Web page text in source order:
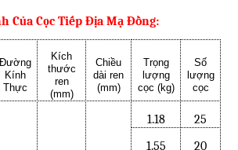
Của Cọc Tiếp Địa Mạ Đồng:
Đường
Kính
Thực
Kích
thước
ren
(mm)
Chiều
dài ren
(mm)
Trọng
lượng
cọc (kg)
Số
lượng
cọc
1.18
25
1.55
20